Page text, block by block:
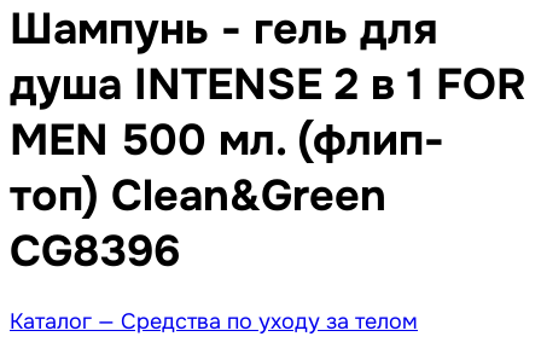
Шампунь - гель для
душа INTENSE 2 в 1 FOR
MEN 500 мл. (флип-
топ) Clean&Green
CG8396
Каталог — Средства по уходу за телом